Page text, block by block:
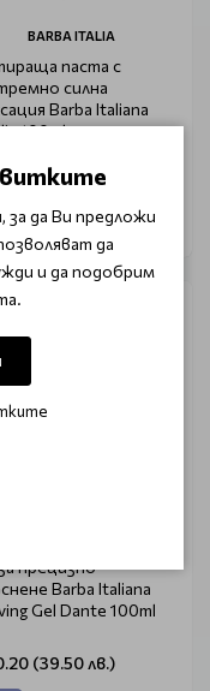
BARBA ITALIA
паста с
силна
Barba Italiana
100ml
прецизно
Barba Italiana
Gel Dante 100ml
(39.50 лв.)
за да Ви предложи
да
и да подобрим